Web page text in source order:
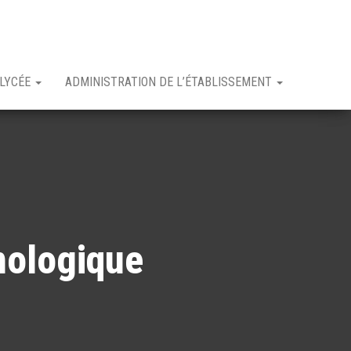
ADMINISTRATION DE L’ÉTABLISSEMENT